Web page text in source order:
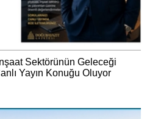
Sektörünün Geleceği
Yayın Konuğu Oluyor